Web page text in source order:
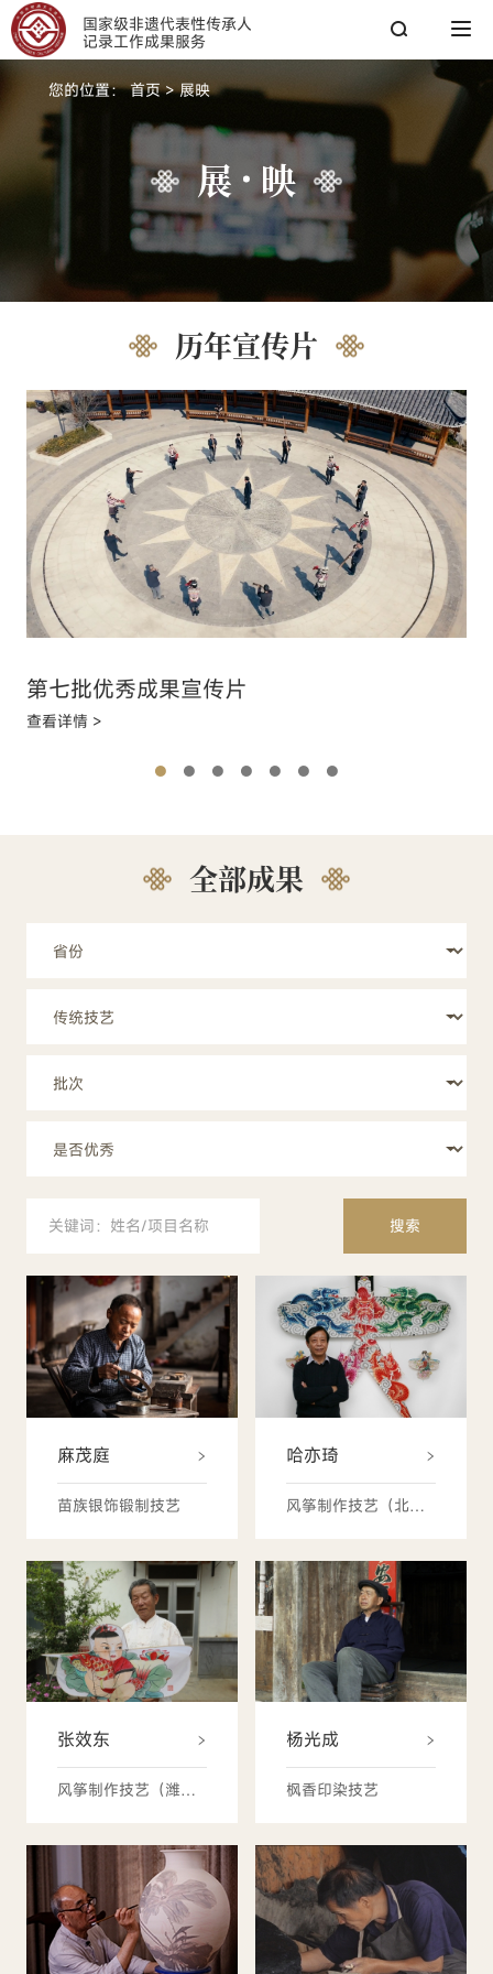
国家级非遗代表性传承人
记录工作成果服务
您的位置： 首页 > 展映
展 映
历年宣传片
第七批优秀成果宣传片
查看详情 >
全部成果
搜索
麻茂庭
苗族银饰锻制技艺
哈亦琦
风筝制作技艺（北京风筝哈制作技艺）
张效东
风筝制作技艺（潍坊风筝）
杨光成
枫香印染技艺
搜索
搜索